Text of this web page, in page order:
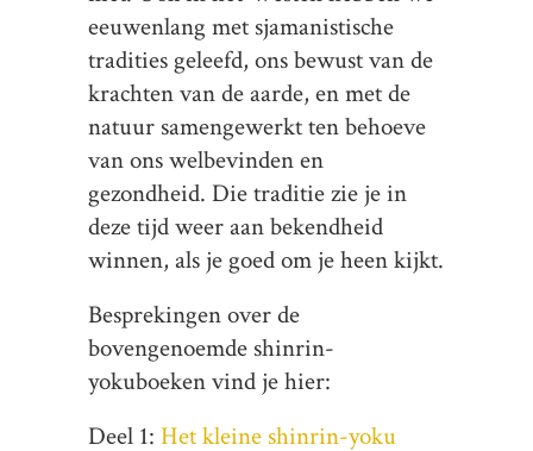
eeuwenlang met sjamanistische
tradities geleefd, ons bewust van de
krachten van de aarde, en met de
natuur samengewerkt ten behoeve
van ons welbevinden en
gezondheid. Die traditie zie je in
deze tijd weer aan bekendheid
winnen, als je goed om je heen kijkt.
Besprekingen over de
bovengenoemde shinrin-
yokuboeken vind je hier:
Deel 1: Het kleine shinrin-yoku